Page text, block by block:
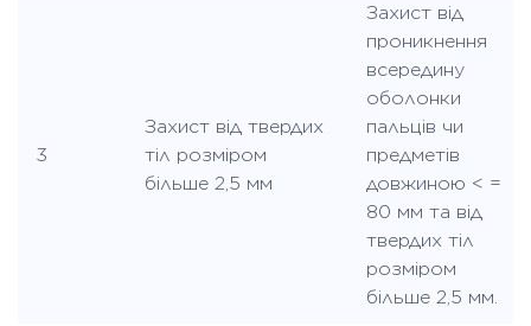
3
Захист від твердих
тіл розміром
більше 2,5 мм
Захист від
проникнення
всередину
оболонки
пальців чи
предметів
довжиною < =
80 мм та від
твердих тіл
розміром
більше 2,5 мм.